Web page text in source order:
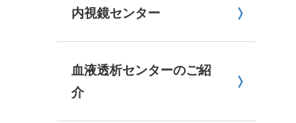
内視鏡センター
血液透析センターのご紹
介